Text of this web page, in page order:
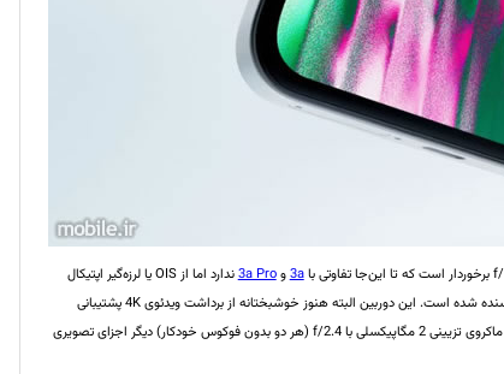
3aو3a Pro
ندارد اما از OIS‌ یا لرزه‌گیر اپتیکال
ظاهراً در این دوربین پشتیبانی نمی‌شود و به EIS یا لرزه‌گیر دیجیتال در آن بسنده شده است. این دوربین البته هنوز خوشبختانه از برداشت ویدئوی 4K پشتیبانی
می‌کند. دوربین 8 مگاپیکسلی با لنز 15 میلی‌متری f/2.2 اولتراواید و دوربین ماکروی تزیینی 2 مگاپیکسلی با f/2.4 (هر دو بدون فوکوس خودکار) دیگر اجزای تصویری